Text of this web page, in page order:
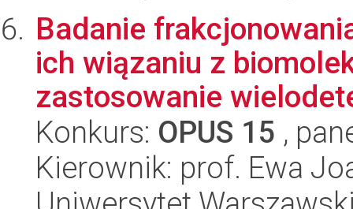
Badanie
ich wiązaniu z
zastosowanie
Konkurs: OPUS 15 ,
Kierownik: prof. Ewa